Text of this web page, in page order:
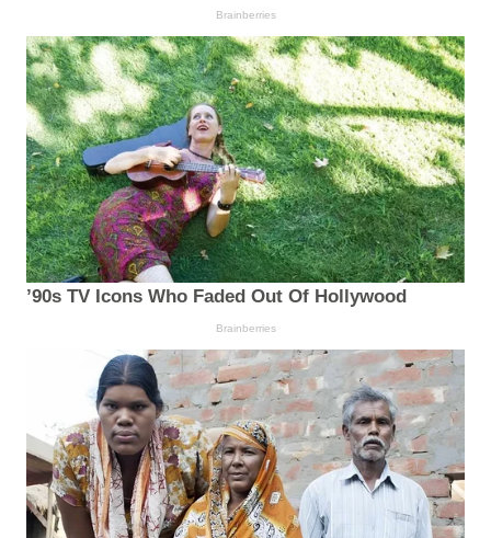
Brainberries
’90s TV Icons Who Faded Out Of Hollywood
Brainberries